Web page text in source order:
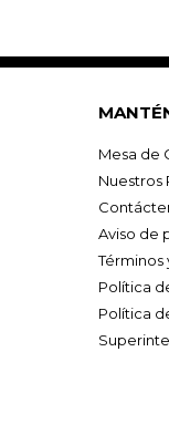
Mesa de
Nuestros
Aviso de
Términos
Política
Política